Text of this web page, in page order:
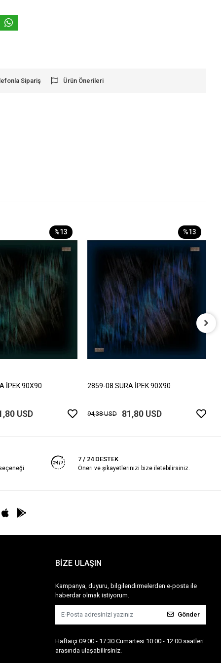
Sipariş Ürün Önerileri
%13
İPEK 90X90
USD
%13
2859-08 SURA İPEK 90X90
94,38 USD 81,80 USD
7 / 24 DESTEK
Öneri ve şikayetlerinizi bize iletebilirsiniz.
BİZE ULAŞIN
Kampanya, duyuru, bilgilendirmelerden e-posta ile
haberdar olmak istiyorum.
Gönder
Haftaiçi 09:00 - 17:30 Cumartesi 10:00 - 12:00 saatleri
arasında ulaşabilirsiniz.